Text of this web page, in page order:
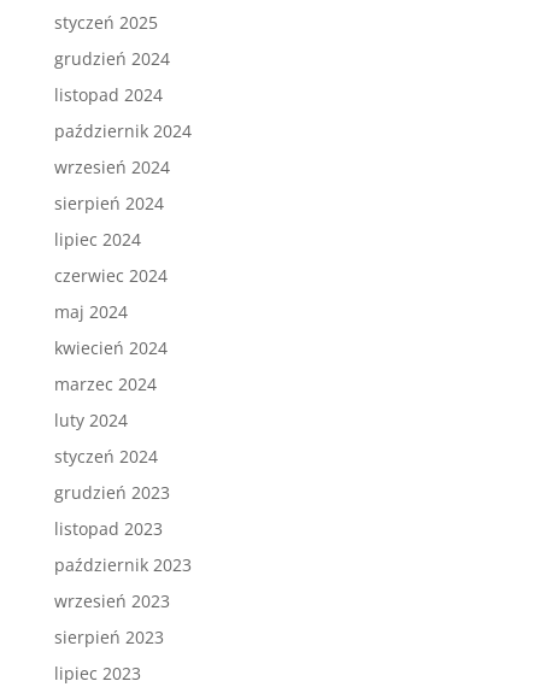
styczeń 2025
grudzień 2024
listopad 2024
październik 2024
wrzesień 2024
sierpień 2024
lipiec 2024
czerwiec 2024
maj 2024
kwiecień 2024
marzec 2024
luty 2024
styczeń 2024
grudzień 2023
listopad 2023
październik 2023
wrzesień 2023
sierpień 2023
lipiec 2023